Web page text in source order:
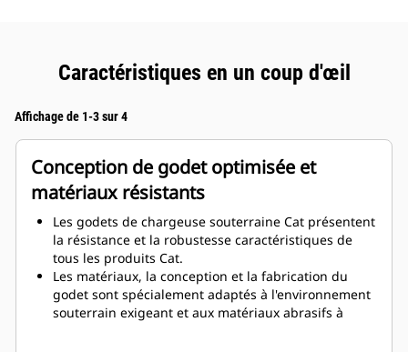
Caractéristiques en un coup d'œil
Affichage de 1-3 sur 4
Conception de godet optimisée et
matériaux résistants
Les godets de chargeuse souterraine Cat présentent
la résistance et la robustesse caractéristiques de
tous les produits Cat.
Les matériaux, la conception et la fabrication du
godet sont spécialement adaptés à l'environnement
souterrain exigeant et aux matériaux abrasifs à